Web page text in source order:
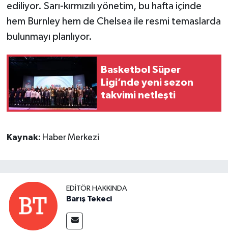
ediliyor. Sarı-kırmızılı yönetim, bu hafta içinde
hem Burnley hem de Chelsea ile resmi temaslarda
bulunmayı planlıyor.
Basketbol Süper
Ligi’nde yeni sezon
takvimi netleşti
Kaynak: Haber Merkezi
EDITÖR HAKKINDA
Barış Tekeci